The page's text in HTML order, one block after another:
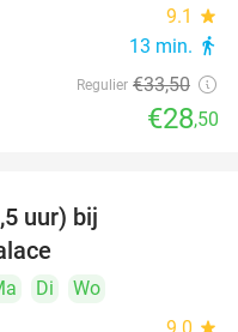
9.1 star
13 min. directions_walk
Regulier €33,50
€28,50
uur) bij
Di
Wo
star